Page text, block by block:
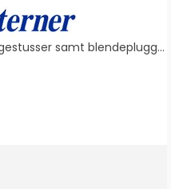
samt blendeplugger